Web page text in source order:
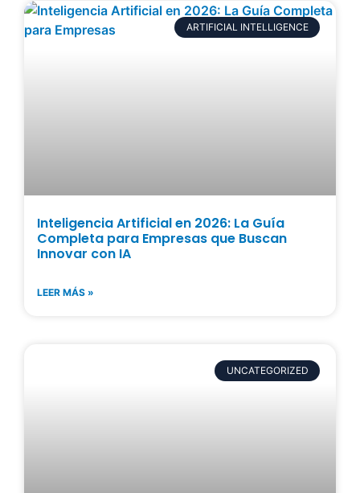
ARTIFICIAL INTELLIGENCE
Inteligencia Artificial en 2026: La Guía
Completa para Empresas que Buscan
Innovar con IA
LEER MÁS »
UNCATEGORIZED